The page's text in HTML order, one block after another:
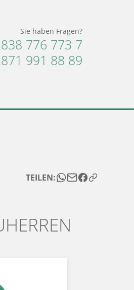
Sie haben Fragen?
776 773 7
991 88 89
TEILEN: